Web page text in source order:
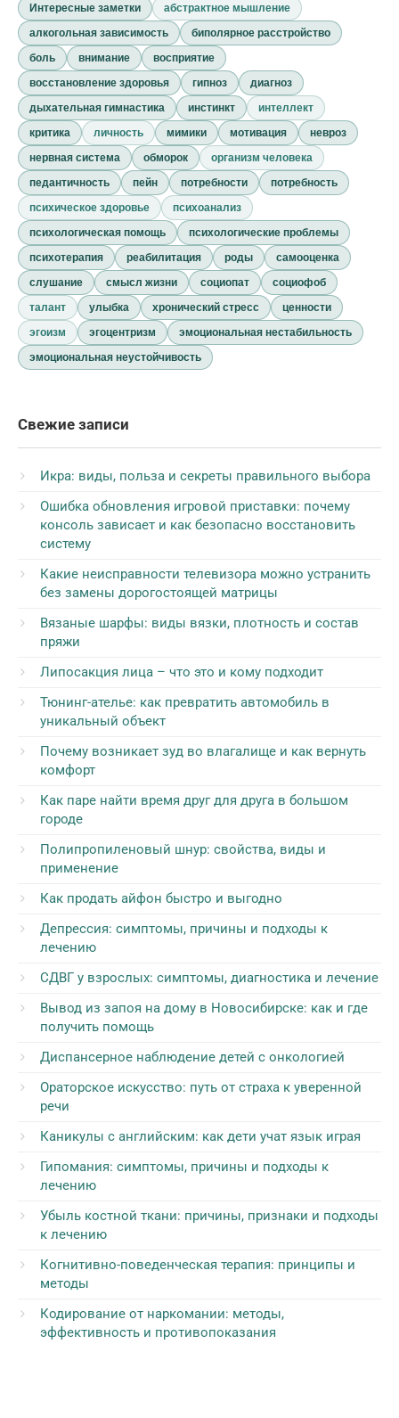
Интересные заметки
абстрактное мышление
алкогольная зависимость
биполярное расстройство
боль
внимание
восприятие
восстановление здоровья
гипноз
диагноз
дыхательная гимнастика
инстинкт
интеллект
критика
личность мимики мотивация
невроз
нервная система
обморок
организм человека
педантичность
пейн потребности
потребность
психическое здоровье
психоанализ
психологическая помощь
психологические проблемы
психотерапия
реабилитация роды
самооценка
слушание
смысл жизни социопат
социофоб
талант
улыбка хронический стресс
ценности
эгоизм
эгоцентризм
эмоциональная нестабильность
эмоциональная неустойчивость
Свежие записи
Икра: виды, польза и секреты правильного выбора
Ошибка обновления игровой приставки: почему
консоль зависает и как безопасно восстановить
систему
Какие неисправности телевизора можно устранить
без замены дорогостоящей матрицы
Вязаные шарфы: виды вязки, плотность и состав
пряжи
Липосакция лица – что это и кому подходит
Тюнинг-ателье: как превратить автомобиль в
уникальный объект
Почему возникает зуд во влагалище и как вернуть
комфорт
Как паре найти время друг для друга в большом
городе
Полипропиленовый шнур: свойства, виды и
применение
Как продать айфон быстро и выгодно
Депрессия: симптомы, причины и подходы к
лечению
СДВГ у взрослых: симптомы, диагностика и лечение
Вывод из запоя на дому в Новосибирске: как и где
получить помощь
Диспансерное наблюдение детей с онкологией
Ораторское искусство: путь от страха к уверенной
речи
Каникулы с английским: как дети учат язык играя
Гипомания: симптомы, причины и подходы к
лечению
Убыль костной ткани: причины, признаки и подходы
к лечению
Когнитивно-поведенческая терапия: принципы и
методы
Кодирование от наркомании: методы,
эффективность и противопоказания